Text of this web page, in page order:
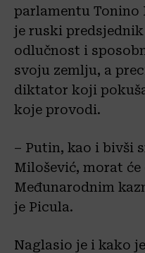
parlamentu Tonino
je ruski
odlučnost i
svoju zemlju, a
diktator koji
koje provodi.
– Putin, kao i bivši
Milošević, morat
Međunarodnim
je Picula.
Naglasio je i kako